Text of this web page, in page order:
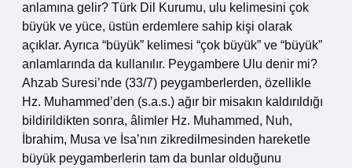
anlamına gelir? Türk Dil Kurumu, ulu kelimesini çok
büyük ve yüce, üstün erdemlere sahip kişi olarak
açıklar. Ayrıca “büyük” kelimesi “çok büyük” ve “büyük”
anlamlarında da kullanılır. Peygambere Ulu denir mi?
Ahzab Suresi’nde (33/7) peygamberlerden, özellikle
Hz. Muhammed’den (s.a.s.) ağır bir misakın kaldırıldığı
bildirildikten sonra, âlimler Hz. Muhammed, Nuh,
İbrahim, Musa ve İsa’nın zikredilmesinden hareketle
büyük peygamberlerin tam da bunlar olduğunu